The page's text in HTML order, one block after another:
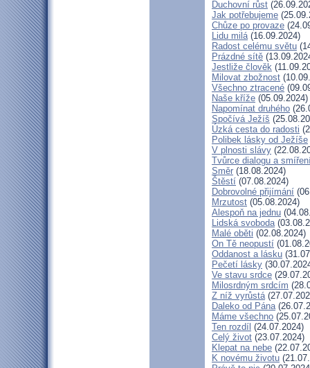
Duchovní růst
Jak potřebujeme
Chůze po provaze
Lidu milá(16.09.2024)
Radost celému světu
Prázdné sítě
Jestliže člověk
Milovat zbožnost
Všechno ztracené
Naše kříže (05.09.2024)
Napomínat druhého
Spočívá Ježíš
Úzká cesta do radosti
Polibek lásky od Ježíše
V plnosti slávy
Tvůrce dialogu a
Směr (18.08.2024)
Štěstí (07.08.2024)
Dobrovolné přijímání
Mrzutost (05.08.2024)
Alespoň na jednu
Lidská svoboda
Malé oběti (02.08.2024)
On Tě neopustí
Oddanost a lásku
Pečetí lásky
Ve stavu srdce
Milosrdným srdcím
Z níž vyrůstá
Daleko od Pána
Máme všechno
Ten rozdíl (24.07.2024)
Celý život (23.07.2024)
Klepat na nebe
K novému životu